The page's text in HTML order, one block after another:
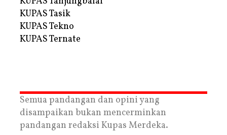
KUPAS Tasik
KUPAS Tekno
KUPAS Ternate
Semua pandangan dan opini yang
disampaikan bukan mencerminkan
pandangan redaksi Kupas Merdeka.